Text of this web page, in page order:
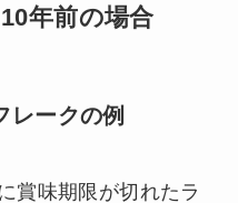
年前の場合
レークの例
賞味期限が切れたラ